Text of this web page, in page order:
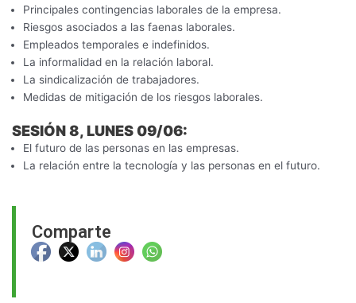
Comparte
Principales contingencias laborales de la empresa.
Riesgos asociados a las faenas laborales.
Empleados temporales e indefinidos.
La informalidad en la relación laboral.
La sindicalización de trabajadores.
Medidas de mitigación de los riesgos laborales.
SESIÓN 8, LUNES 09/06:
El futuro de las personas en las empresas.
La relación entre la tecnología y las personas en el futuro.